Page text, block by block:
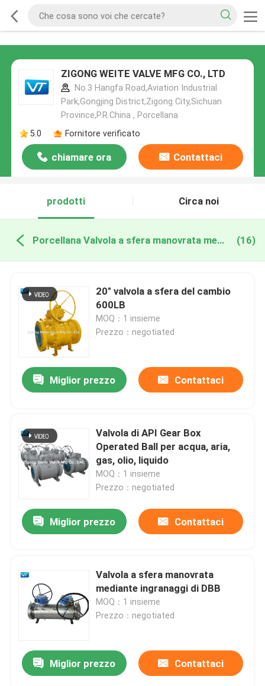
ZIGONG WEITE VALVE MFG CO., LTD
No.3 Hangfa Road,Aviation Industrial
Park,Gongjing District,Zigong City,Sichuan
Province,P.R.China , Porcellana
5.0
Fornitore verificato
chiamare ora Contattaci
prodotti Circa noi
Porcellana Valvola a sfera manovrata mediante ingranaggi (16)
20" valvola a sfera del cambio
600LB
MOQ：1 insieme
Prezzo：negotiated
Miglior prezzo Contattaci
Valvola di API Gear Box
Operated Ball per acqua, aria,
gas, olio, liquido
MOQ：1 insieme
Prezzo：negotiated
Miglior prezzo Contattaci
Valvola a sfera manovrata
mediante ingranaggi di DBB
MOQ：1 insieme
Prezzo：negotiated
Miglior prezzo Contattaci